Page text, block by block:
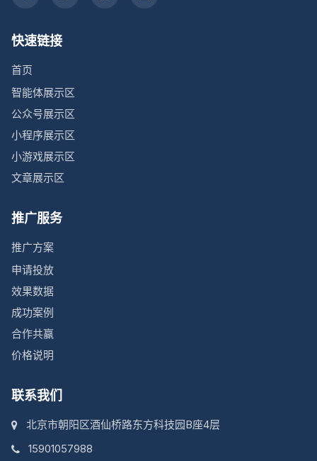
快速链接
首页
智能体展示区
公众号展示区
小程序展示区
小游戏展示区
文章展示区
推广服务
推广方案
申请投放
效果数据
成功案例
合作共赢
价格说明
联系我们
北京市朝阳区酒仙桥路东方科技园B座4层
15901057988